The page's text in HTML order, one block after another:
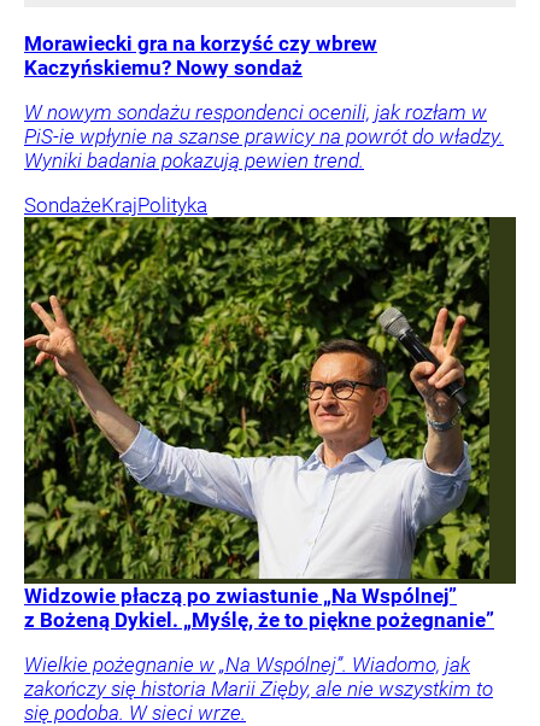
Morawiecki gra na korzyść czy wbrew
Kaczyńskiemu? Nowy sondaż
W nowym sondażu respondenci ocenili, jak rozłam w
PiS-ie wpłynie na szanse prawicy na powrót do władzy.
Wyniki badania pokazują pewien trend.
SondażeKrajPolityka
Widzowie płaczą po zwiastunie „Na Wspólnej”
z Bożeną Dykiel. „Myślę, że to piękne pożegnanie”
Wielkie pożegnanie w „Na Wspólnej”. Wiadomo, jak
zakończy się historia Marii Zięby, ale nie wszystkim to
się podoba. W sieci wrze.